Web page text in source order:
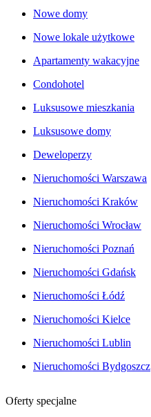
Nowe domy
Nowe lokale użytkowe
Apartamenty wakacyjne
Condohotel
Luksusowe mieszkania
Luksusowe domy
Deweloperzy
Nieruchomości Warszawa
Nieruchomości Kraków
Nieruchomości Wrocław
Nieruchomości Poznań
Nieruchomości Gdańsk
Nieruchomości Łódź
Nieruchomości Kielce
Nieruchomości Lublin
Nieruchomości Bydgoszcz
Oferty specjalne